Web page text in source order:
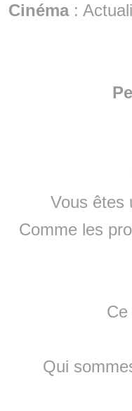
Cinéma:
Vous êtes
Comme les
Qui